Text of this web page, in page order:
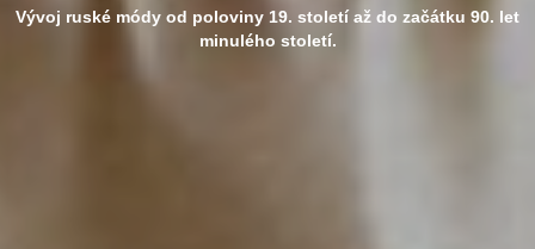
Vývoj ruské módy od poloviny 19. století až do začátku 90. let
minulého století.